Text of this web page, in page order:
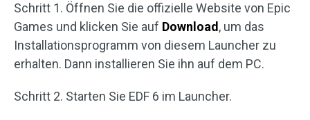
Schritt 1. Öffnen Sie die offizielle Website von Epic
Games und klicken Sie auf Download, um das
Installationsprogramm von diesem Launcher zu
erhalten. Dann installieren Sie ihn auf dem PC.
Schritt 2. Starten Sie EDF 6 im Launcher.